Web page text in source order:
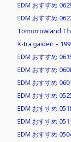
EDM おすすめ
EDM おすすめ
Tomorrowland
X-tra gaiden –
EDM おすすめ
EDM おすすめ
EDM おすすめ
EDM おすすめ
EDM おすすめ
EDM おすすめ
EDM おすすめ